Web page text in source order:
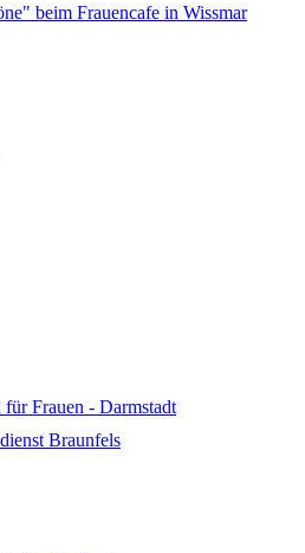
beim Frauencafe in Wissmar
für Frauen - Darmstadt
Braunfels